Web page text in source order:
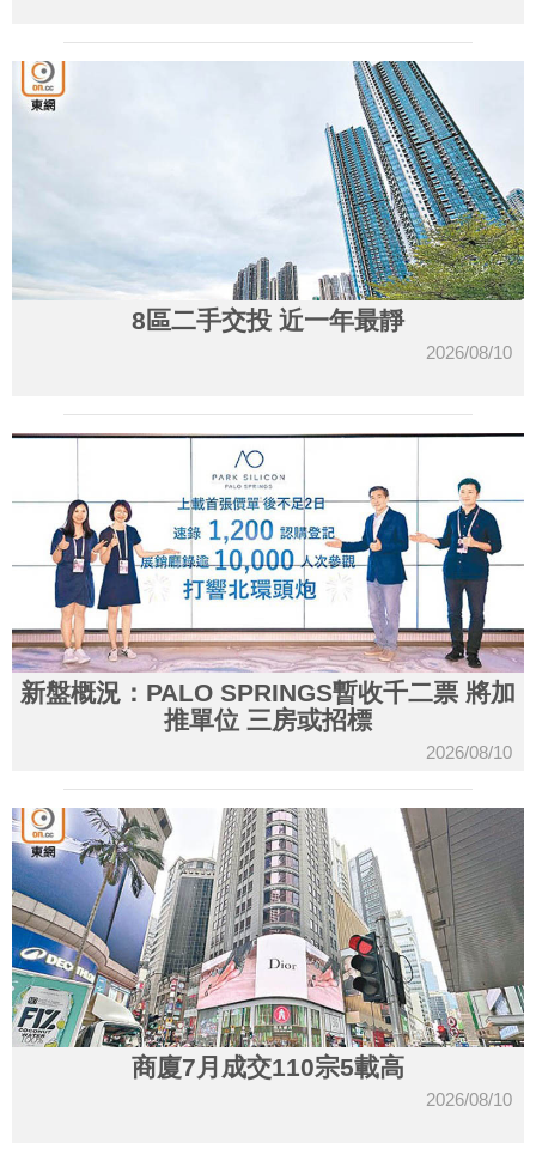
8區二手交投 近一年最靜
2026/08/10
新盤概況：PALO SPRINGS暫收千二票 將加
推單位 三房或招標
2026/08/10
商廈7月成交110宗5載高
2026/08/10